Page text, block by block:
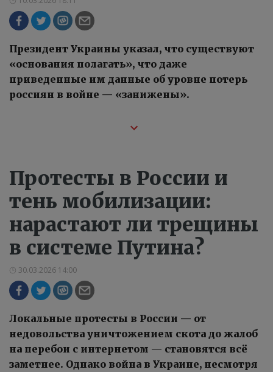
Президент Украины указал, что существуют
«основания полагать», что даже
приведенные им данные об уровне потерь
россиян в войне — «занижены».
Протесты в России и
тень мобилизации:
нарастают ли трещины
в системе Путина?
30.03.2026 14:00
Локальные протесты в России — от
недовольства уничтожением скота до жалоб
на перебои с интернетом — становятся всё
заметнее. Однако война в Украине, несмотря